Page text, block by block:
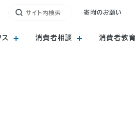
ス 消費者相談 消費者教育
寄附のお願い